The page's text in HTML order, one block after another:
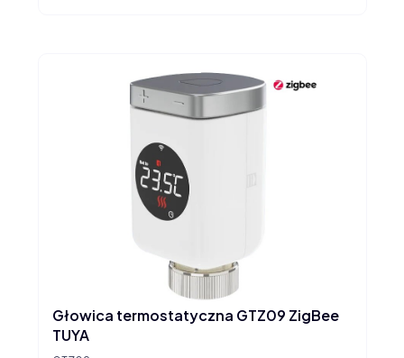
Głowica termostatyczna GTZ09 ZigBee
TUYA